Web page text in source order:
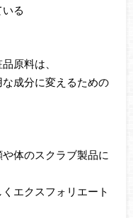
る
原料は、
成分に変えるための
体のスクラブ製品に
エクスフォリエート